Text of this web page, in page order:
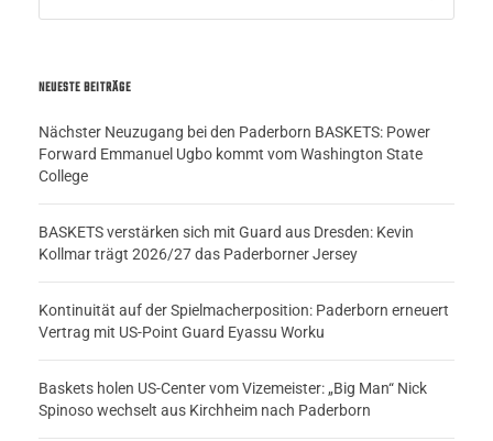
NEUESTE BEITRÄGE
Nächster Neuzugang bei den Paderborn BASKETS: Power
Forward Emmanuel Ugbo kommt vom Washington State
College
BASKETS verstärken sich mit Guard aus Dresden: Kevin
Kollmar trägt 2026/27 das Paderborner Jersey
Kontinuität auf der Spielmacherposition: Paderborn erneuert
Vertrag mit US-Point Guard Eyassu Worku
Baskets holen US-Center vom Vizemeister: „Big Man“ Nick
Spinoso wechselt aus Kirchheim nach Paderborn